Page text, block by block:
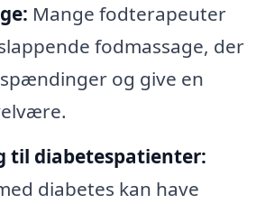
Mange fodterapeuter
fodmassage, der
og give en
til diabetespatienter:
diabetes kan have